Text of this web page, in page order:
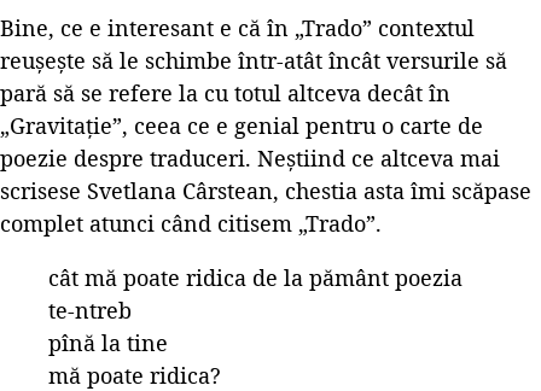
Bine, ce e interesant e că în „Trado” contextul
reușește să le schimbe într-atât încât versurile să
pară să se refere la cu totul altceva decât în
„Gravitație”, ceea ce e genial pentru o carte de
poezie despre traduceri. Neștiind ce altceva mai
scrisese Svetlana Cârstean, chestia asta îmi scăpase
complet atunci când citisem „Trado”.
cât mă poate ridica de la pământ poezia
te-ntreb
pînă la tine
mă poate ridica?